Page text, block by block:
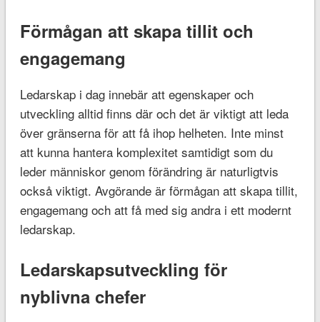
Förmågan att skapa tillit och
engagemang
Ledarskap i dag innebär att egenskaper och
utveckling alltid finns där och det är viktigt att leda
över gränserna för att få ihop helheten. Inte minst
att kunna hantera komplexitet samtidigt som du
leder människor genom förändring är naturligtvis
också viktigt. Avgörande är förmågan att skapa tillit,
engagemang och att få med sig andra i ett modernt
ledarskap.
Ledarskapsutveckling för
nyblivna chefer